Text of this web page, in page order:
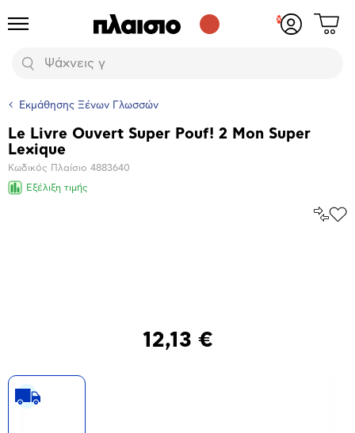
Προϊόντα
Αναζήτηση
Δες
Εκμάθησης Ξένων Γλωσσών
Βασικά
χαρακτηριστικά
Le Livre Ouvert Super Pouf! 2 Mon Super
Lexique
Κωδικός Πλαίσιο 4883640
Εξέλιξη τιμής
12,13 €